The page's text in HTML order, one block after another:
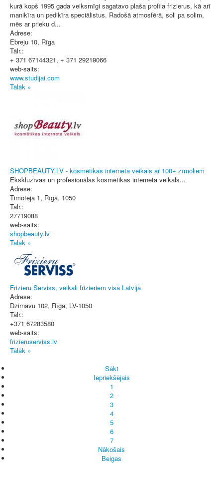
kurā kopš 1995 gada veiksmīgi sagatavo plaša profila frizierus, kā arī
manikīra un pedikīra speciālistus. Radošā atmosfērā, soli pa solim,
mēs ar prieku d...
Adrese:
Ebreju 10, Rīga
Tālr.:
+ 371 67144321, + 371 29219066
web-saits:
www.studijai.com
Tālāk »
SHOPBEAUTY.LV - kosmētikas interneta veikals ar 100+ zīmoliem
Ekskluzīvas un profesionālas kosmētikas interneta veikals...
Adrese:
Timoteja 1, Rīga, 1050
Tālr.:
27719088
web-saits:
shopbeauty.lv
Tālāk »
Frizieru Serviss, veikali frizieriem visā Latvijā
Adrese:
Dzirnavu 102, Rīga, LV-1050
Tālr.:
+371 67283580
web-saits:
frizieruserviss.lv
Tālāk »
Sākt
Iepriekšējais
1
2
3
4
5
6
7
Nākošais
Beigas